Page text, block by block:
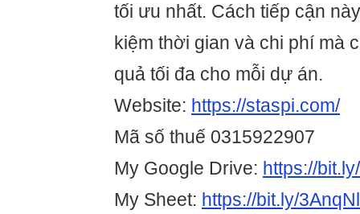
tối ưu nhất. Cách tiếp cận
kiệm thời gian và chi phí mà
quả tối đa cho mỗi dự án.
Website: https://staspi.com/
Mã số thuế 0315922907
My Google Drive: https://
My Sheet: https://bit.ly/